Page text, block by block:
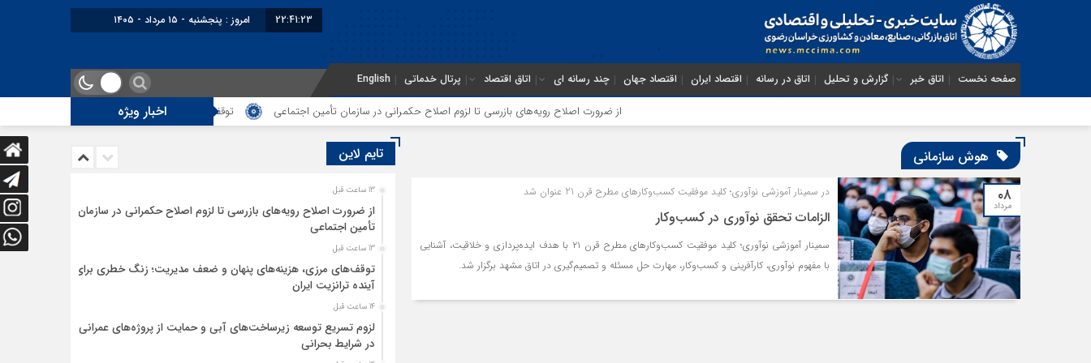
22:41:24 امروز : پنجشنبه - ۱۵ مرداد - ۱۴۰۵
صفحه نخست اتاق خبر گزارش و تحلیل اتاق در رسانه اقتصاد ایران اقتصاد جهان چند رسانه ای اتاق اقتصاد پرتال خدماتی English
اخبار ویژه از ضرورت اصلاح رویه‌های بازرسی تا لزوم اصلاح حکمرانی در سازمان تأمین اجتماعی توقف‌های مرزی، هزینه‌های پنهان و ضعف مدیریت؛ زنگ خطری
هوش سازمانی
۰۸
مرداد
در سمینار آموزشی نوآوری؛ کلید موفقیت کسب‌وکارهای مطرح قرن 21 عنوان شد
الزامات تحقق نوآوری در کسب‌وکار
سمینار آموزشی نوآوری؛ کلید موفقیت کسب‌وکارهای مطرح قرن ۲۱ با هدف ایده‌پردازی و خلاقیت، آشنایی
با مفهوم نوآوری، کارآفرینی و کسب‌وکار، مهارت حل مسئله و تصمیم‌گیری در اتاق مشهد برگزار شد.
تایم لاین
13 ساعت قبل
از ضرورت اصلاح رویه‌های بازرسی تا لزوم اصلاح حکمرانی در سازمان
تأمین اجتماعی
13 ساعت قبل
توقف‌های مرزی، هزینه‌های پنهان و ضعف مدیریت؛ زنگ خطری برای
آینده ترانزیت ایران
14 ساعت قبل
لزوم تسریع توسعه زیرساخت‌های آبی و حمایت از پروژه‌های عمرانی
در شرایط بحرانی